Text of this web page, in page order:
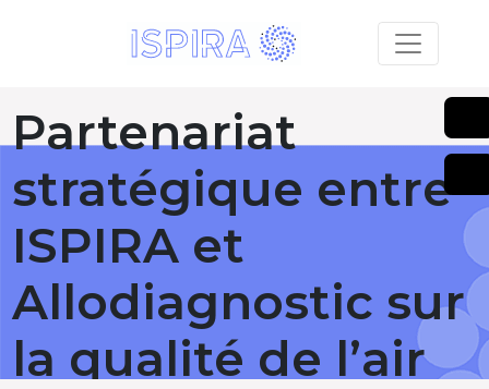
Partenariat
stratégique entre
ISPIRA et
Allodiagnostic sur
la qualité de l’air